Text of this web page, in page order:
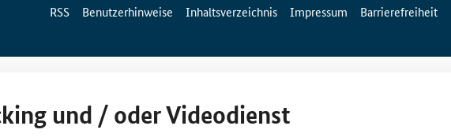
RSS Benutzerhinweise Inhaltsverzeichnis Impressum Barrierefreiheit
und / oder Videodienst